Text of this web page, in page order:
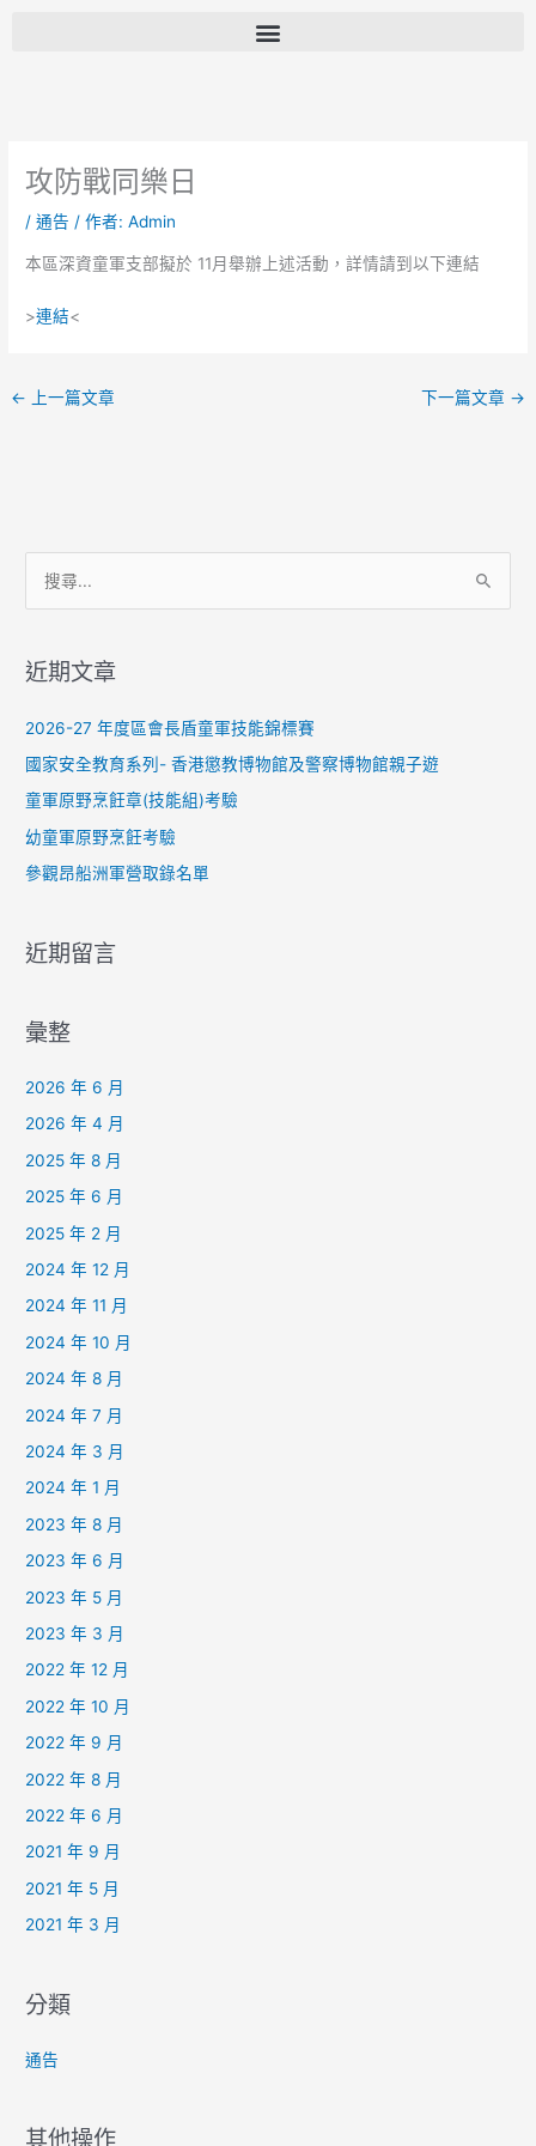
攻防戰同樂日
/通告 / 作者:Admin
本區深資童軍支部擬於 11月舉辦上述活動，詳情請到以下連結
>連結<
← 上一篇文章 下一篇文章 →
鍵
近期文章
2026-27 年度區會長盾童軍技能錦標賽
國家安全教育系列- 香港懲教博物館及警察博物館親子遊
童軍原野烹飪章(技能組)考驗
幼童軍原野烹飪考驗
參觀昂船洲軍營取錄名單
近期留言
彙整
2026 年 6 月
2026 年 4 月
2025 年 8 月
2025 年 6 月
2025 年 2 月
2024 年 12 月
2024 年 11 月
2024 年 10 月
2024 年 8 月
2024 年 7 月
2024 年 3 月
2024 年 1 月
2023 年 8 月
2023 年 6 月
2023 年 5 月
2023 年 3 月
2022 年 12 月
2022 年 10 月
2022 年 9 月
2022 年 8 月
2022 年 6 月
2021 年 9 月
2021 年 5 月
2021 年 3 月
分類
通告
其他操作